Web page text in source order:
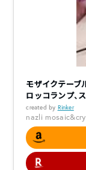
モザイクテーブ
ロッコランプ、
created by Rinker
nazli